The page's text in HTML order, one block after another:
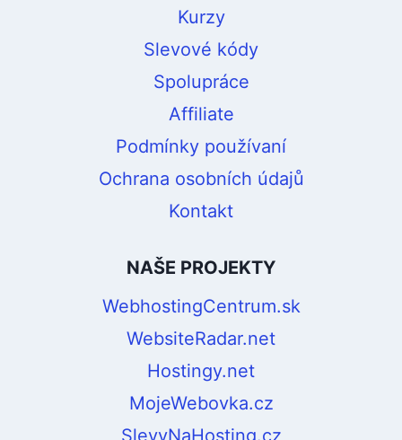
Kurzy
Slevové kódy
Spolupráce
Affiliate
Podmínky používaní
Ochrana osobních údajů
Kontakt
NAŠE PROJEKTY
WebhostingCentrum.sk
WebsiteRadar.net
Hostingy.net
MojeWebovka.cz
SlevyNaHosting.cz